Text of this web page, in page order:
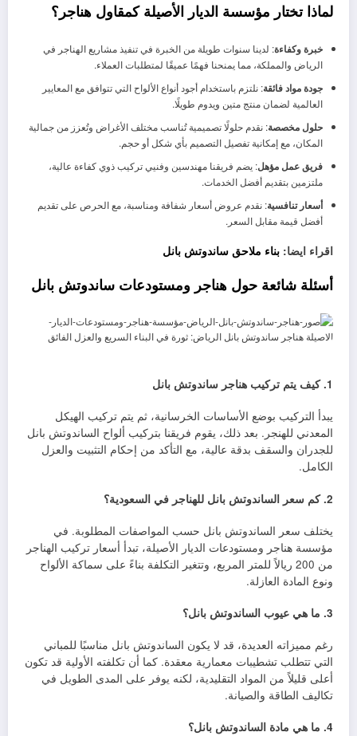
لماذا تختار مؤسسة الديار الأصيلة كمقاول هناجر؟
خبرة وكفاءة: لدينا سنوات طويلة من الخبرة في تنفيذ مشاريع الهناجر في
الرياض والمملكة، مما يمنحنا فهمًا عميقًا لمتطلبات العملاء.
جودة مواد فائقة: نلتزم باستخدام أجود أنواع الألواح التي تتوافق مع المعايير
العالمية لضمان منتج متين ويدوم طويلًا.
حلول مخصصة: نقدم حلولًا تصميمية تُناسب مختلف الأغراض وتُعزز من جمالية
المكان، مع إمكانية تفصيل التصميم بأي شكل أو حجم.
فريق عمل مؤهل: يضم فريقنا مهندسين وفنيي تركيب ذوي كفاءة عالية،
ملتزمين بتقديم أفضل الخدمات.
أسعار تنافسية: نقدم عروض أسعار شفافة ومناسبة، مع الحرص على تقديم
أفضل قيمة مقابل السعر.
اقراء ايضا: بناء ملاحق ساندوتش بانل
أسئلة شائعة حول هناجر ومستودعات ساندوتش بانل
1. كيف يتم تركيب هناجر ساندوتش بانل
يبدأ التركيب بوضع الأساسات الخرسانية، ثم يتم تركيب الهيكل
المعدني للهنجر. بعد ذلك، يقوم فريقنا بتركيب ألواح الساندوتش بانل
للجدران والسقف بدقة عالية، مع التأكد من إحكام التثبيت والعزل
الكامل.
2. كم سعر الساندوتش بانل للهناجر في السعودية؟
يختلف سعر الساندوتش بانل حسب المواصفات المطلوبة. في
مؤسسة هناجر ومستودعات الديار الأصيلة، تبدأ أسعار تركيب الهناجر
من 200 ريالاً للمتر المربع، وتتغير التكلفة بناءً على سماكة الألواح
ونوع المادة العازلة.
3. ما هي عيوب الساندوتش بانل؟
رغم مميزاته العديدة، قد لا يكون الساندوتش بانل مناسبًا للمباني
التي تتطلب تشطيبات معمارية معقدة. كما أن تكلفته الأولية قد تكون
أعلى قليلاً من المواد التقليدية، لكنه يوفر على المدى الطويل في
تكاليف الطاقة والصيانة.
4. ما هي مادة الساندوتش بانل؟